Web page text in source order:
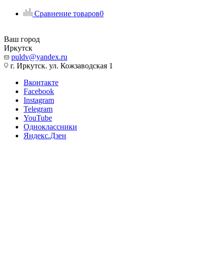
Сравнение товаров0
Ваш город
Иркутск
puldv@yandex.ru
г. Иркутск. ул. Кожзаводская 1
Вконтакте
Facebook
Instagram
Telegram
YouTube
Одноклассники
Яндекс.Дзен